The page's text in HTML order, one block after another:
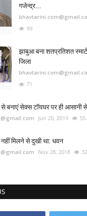
गजेन्द्र...
99
झाबुआ बना शतप्रतिशत स्मार्ट
जिला
71
बनाएं सेक्स टॉयघर पर ही आसानी
Jun 20, 2019 55
मिलने से दुखी था: धवन
Nov 28, 2018 32